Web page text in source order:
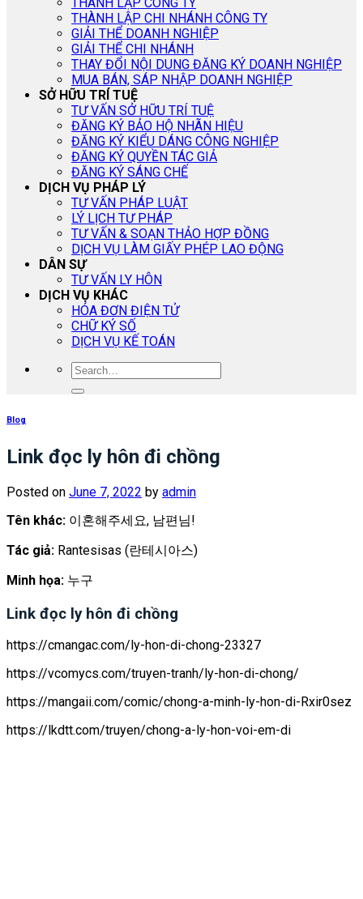
THÀNH LẬP CHI NHÁNH CÔNG TY
GIẢI THỂ DOANH NGHIỆP
GIẢI THỂ CHI NHÁNH
THAY ĐỔI NỘI DUNG ĐĂNG KÝ DOANH NGHIỆP
MUA BÁN, SÁP NHẬP DOANH NGHIỆP
SỞ HỮU TRÍ TUỆ
TƯ VẤN SỞ HỮU TRÍ TUỆ
ĐĂNG KÝ BẢO HỘ NHÃN HIỆU
ĐĂNG KÝ KIỂU DÁNG CÔNG NGHIỆP
ĐĂNG KÝ QUYỀN TÁC GIẢ
ĐĂNG KÝ SÁNG CHẾ
DỊCH VỤ PHÁP LÝ
TƯ VẤN PHÁP LUẬT
LÝ LỊCH TƯ PHÁP
TƯ VẤN & SOẠN THẢO HỢP ĐỒNG
DỊCH VỤ LÀM GIẤY PHÉP LAO ĐỘNG
DÂN SỰ
TƯ VẤN LY HÔN
DỊCH VỤ KHÁC
HÓA ĐƠN ĐIỆN TỬ
CHỮ KÝ SỐ
DỊCH VỤ KẾ TOÁN
Blog
Link đọc ly hôn đi chồng
Posted on June 7, 2022 by admin
Tên khác: 이혼해주세요, 남편님!
Tác giả: Rantesisas (란테시아스)
Minh họa: 누구
Link đọc ly hôn đi chồng
https://cmangac.com/ly-hon-di-chong-23327
https://vcomycs.com/truyen-tranh/ly-hon-di-chong/
https://mangaii.com/comic/chong-a-minh-ly-hon-di-Rxir0sez
https://lkdtt.com/truyen/chong-a-ly-hon-voi-em-di